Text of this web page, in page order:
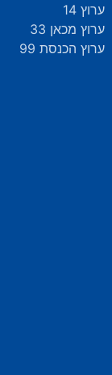
ערוץ 14
ערוץ מכאן 33
ערוץ הכנסת 99